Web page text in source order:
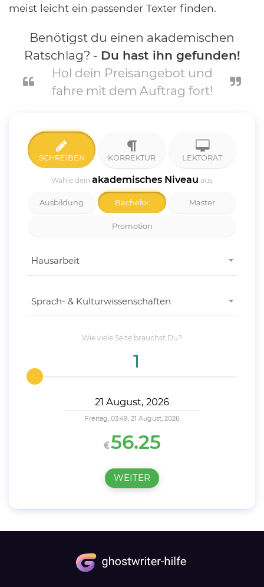
meist leicht ein passender Texter finden.
Benötigst du einen akademischen
Ratschlag? - Du hast ihn gefunden!
Hol dein Preisangebot und
fahre mit dem Auftrag fort!
SCHREIBEN KORREKTUR LEKTORAT
Wähle dein akademisches Niveau aus
Ausbildung Bachelor Master
Promotion
Hausarbeit
Sprach- & Kulturwissenschaften
Wie viele Seite brauchst Du?
56.25
Freitag, 03:49, 21 August, 2026
WEITER